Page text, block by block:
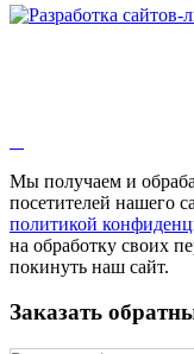
Мята
Овсяный
Огуречная
Пустырник
Репешок
Мы получаем и
посетителей нашего
политикой
на обработку своих
покинуть наш сайт.
Заказать